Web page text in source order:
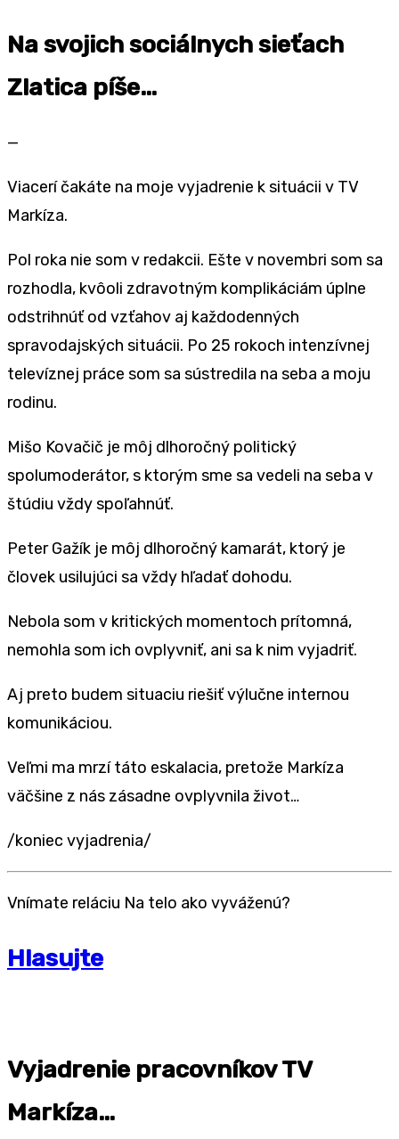
Na svojich sociálnych sieťach
Zlatica píše…
—
Viacerí čakáte na moje vyjadrenie k situácii v TV
Markíza.
Pol roka nie som v redakcii. Ešte v novembri som sa
rozhodla, kvôoli zdravotným komplikáciám úplne
odstrihnúť od vzťahov aj každodenných
spravodajských situácii. Po 25 rokoch intenzívnej
televíznej práce som sa sústredila na seba a moju
rodinu.
Mišo Kovačič je môj dlhoročný politický
spolumoderátor, s ktorým sme sa vedeli na seba v
štúdiu vždy spoľahnúť.
Peter Gažík je môj dlhoročný kamarát, ktorý je
človek usilujúci sa vždy hľadať dohodu.
Nebola som v kritických momentoch prítomná,
nemohla som ich ovplyvniť, ani sa k nim vyjadriť.
Aj preto budem situaciu riešiť výlučne internou
komunikáciou.
Veľmi ma mrzí táto eskalacia, pretože Markíza
väčšine z nás zásadne ovplyvnila život…
/koniec vyjadrenia/
Vnímate reláciu Na telo ako vyváženú?
Hlasujte
Vyjadrenie pracovníkov TV
Markíza…